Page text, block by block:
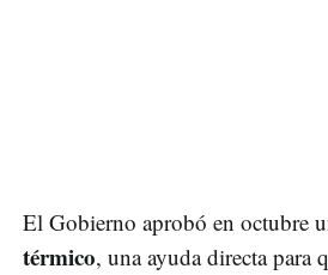
El Gobierno aprobó en octubre
térmico, una ayuda directa para